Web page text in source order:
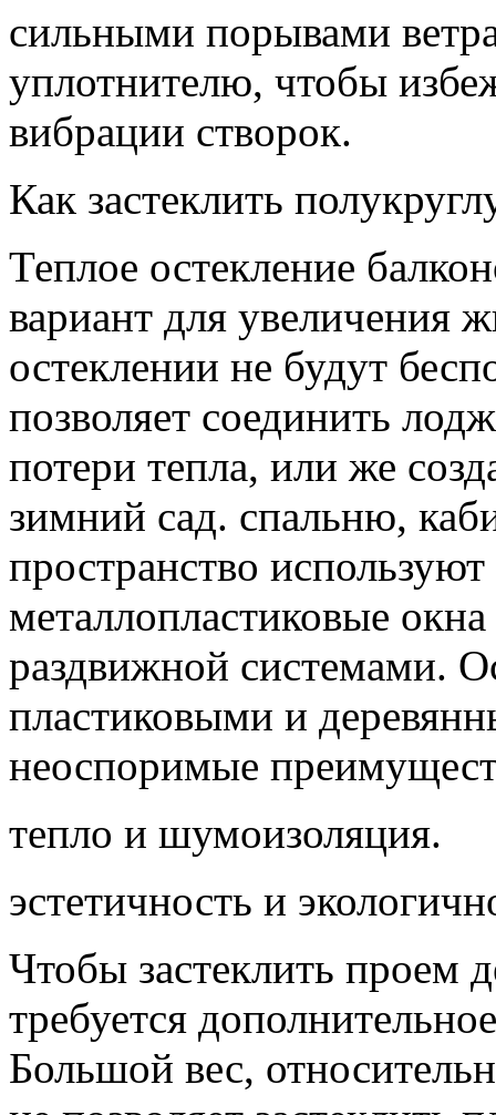
сильными порывами
уплотнителю, чтобы
вибрации створок.
Как застеклить
Теплое остекление
вариант для увеличения
остеклении не будут
позволяет соединить
потери тепла, или же
зимний сад. спальню,
пространство
металлопластиковые
раздвижной системами.
пластиковыми и
неоспоримые
тепло и шумоизоляция.
эстетичность и
Чтобы застеклить
требуется
Большой вес,